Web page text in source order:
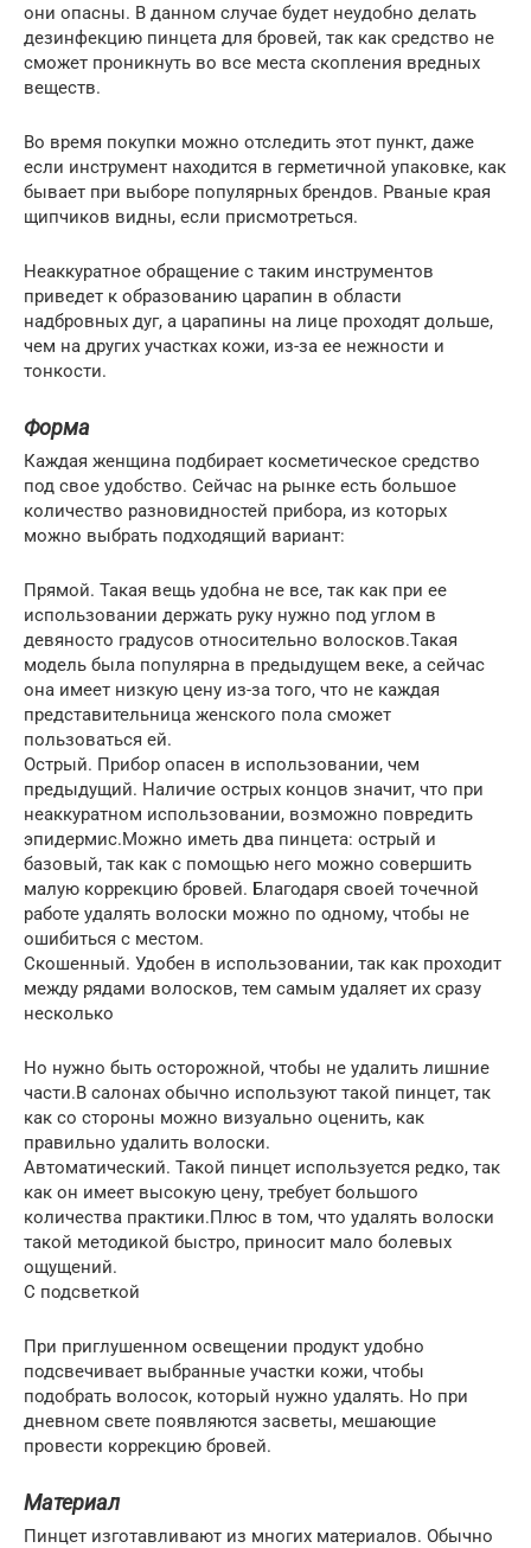
они опасны. В данном случае будет неудобно делать
дезинфекцию пинцета для бровей, так как средство не
сможет проникнуть во все места скопления вредных
веществ.
Во время покупки можно отследить этот пункт, даже
если инструмент находится в герметичной упаковке, как
бывает при выборе популярных брендов. Рваные края
щипчиков видны, если присмотреться.
Неаккуратное обращение с таким инструментов
приведет к образованию царапин в области
надбровных дуг, а царапины на лице проходят дольше,
чем на других участках кожи, из-за ее нежности и
тонкости.
Форма
Каждая женщина подбирает косметическое средство
под свое удобство. Сейчас на рынке есть большое
количество разновидностей прибора, из которых
можно выбрать подходящий вариант:
Прямой. Такая вещь удобна не все, так как при ее
использовании держать руку нужно под углом в
девяносто градусов относительно волосков.Такая
модель была популярна в предыдущем веке, а сейчас
она имеет низкую цену из-за того, что не каждая
представительница женского пола сможет
пользоваться ей.
Острый. Прибор опасен в использовании, чем
предыдущий. Наличие острых концов значит, что при
неаккуратном использовании, возможно повредить
эпидермис.Можно иметь два пинцета: острый и
базовый, так как с помощью него можно совершить
малую коррекцию бровей. Благодаря своей точечной
работе удалять волоски можно по одному, чтобы не
ошибиться с местом.
Скошенный. Удобен в использовании, так как проходит
между рядами волосков, тем самым удаляет их сразу
несколько
Но нужно быть осторожной, чтобы не удалить лишние
части.В салонах обычно используют такой пинцет, так
как со стороны можно визуально оценить, как
правильно удалить волоски.
Автоматический. Такой пинцет используется редко, так
как он имеет высокую цену, требует большого
количества практики.Плюс в том, что удалять волоски
такой методикой быстро, приносит мало болевых
ощущений.
С подсветкой
При приглушенном освещении продукт удобно
подсвечивает выбранные участки кожи, чтобы
подобрать волосок, который нужно удалять. Но при
дневном свете появляются засветы, мешающие
провести коррекцию бровей.
Материал
Пинцет изготавливают из многих материалов. Обычно